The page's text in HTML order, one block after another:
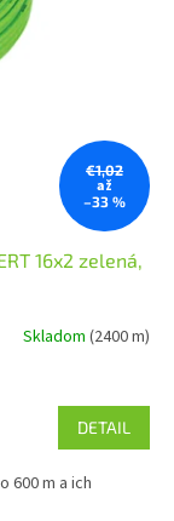
€1,02
až
–33 %
16x2 zelená,
Skladom (2400 m)
DETAIL
600 m a ich